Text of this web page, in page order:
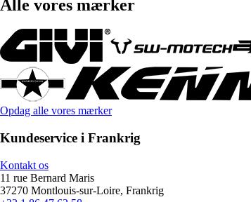
Alle vores mærker
Opdag alle vores mærker
Kundeservice i Frankrig
Kontakt os
11 rue Bernard Maris
37270 Montlouis-sur-Loire, Frankrig